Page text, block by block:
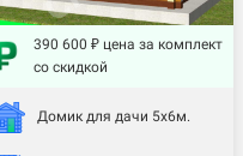
390 600 ₽ цена за комплект
со скидкой
Домик для дачи 5х6м.